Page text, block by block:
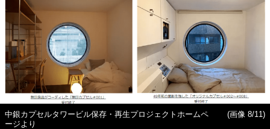
中銀カプセルタワービル保存・再生プロジェクトホームペ
ージより
(画像 8/11)